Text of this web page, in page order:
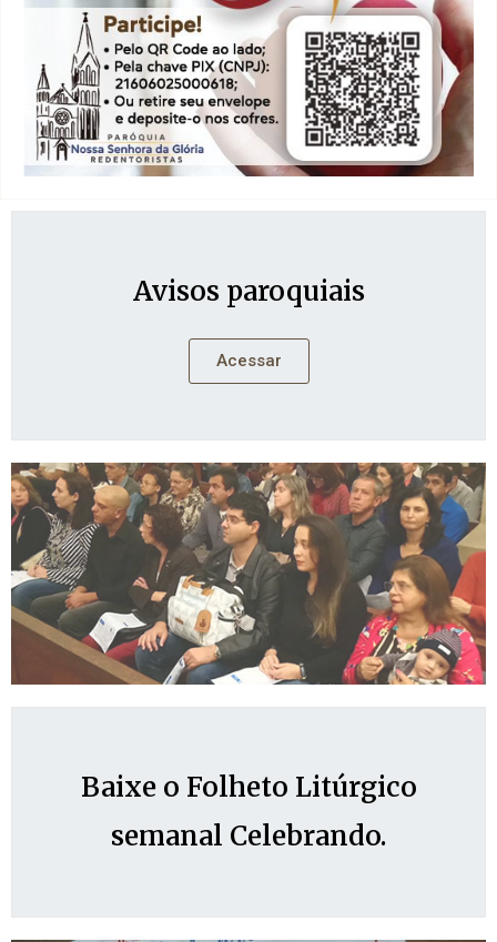
Avisos paroquiais
Acessar
Baixe o Folheto Litúrgico
semanal Celebrando.